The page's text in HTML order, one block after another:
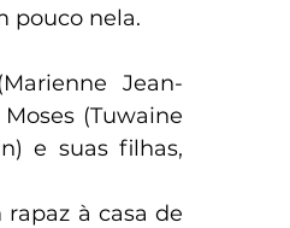
pouco nela.
(Tuwaine
e suas filhas,
à casa de